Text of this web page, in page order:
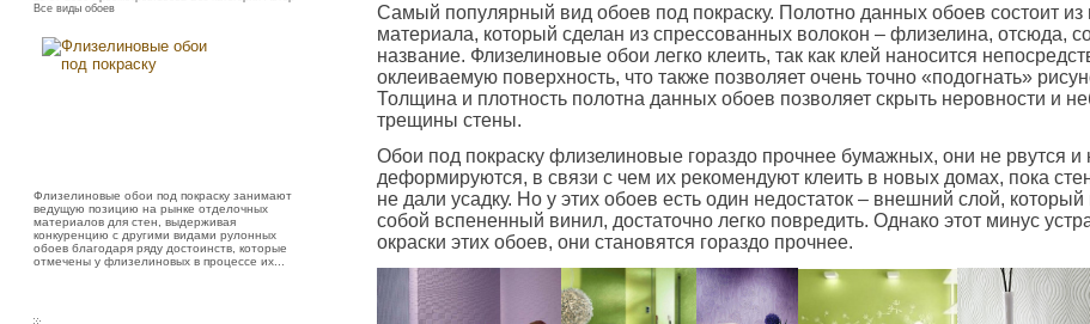
Все виды обоев
Флизелиновые обои под покраску занимают
ведущую позицию на рынке отделочных
материалов для стен, выдерживая
конкуренцию с другими видами рулонных
обоев благодаря ряду достоинств, которые
отмечены у флизелиновых в процессе их...
Самый популярный вид обоев под покраску. Полотно данных обоев состоит из
материала, который сделан из спрессованных волокон – флизелина, отсюда,
название. Флизелиновые обои легко клеить, так как клей наносится
оклеиваемую поверхность, что также позволяет очень точно «подогнать»
Толщина и плотность полотна данных обоев позволяет скрыть неровности и
трещины стены.
Обои под покраску флизелиновые гораздо прочнее бумажных, они не рвутся и
деформируются, в связи с чем их рекомендуют клеить в новых домах, пока
не дали усадку. Но у этих обоев есть один недостаток – внешний слой, который
собой вспененный винил, достаточно легко повредить. Однако этот минус
окраски этих обоев, они становятся гораздо прочнее.